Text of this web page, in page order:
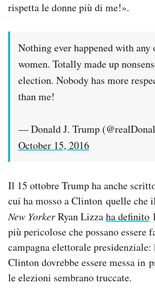
rispetta le donne più di me!».
Nothing ever happened with any
women. Totally made up
election. Nobody has more
than me!
— Donald J. Trump
October 15, 2016
Il 15 ottobre Trump ha anche
cui ha mosso a Clinton quelle che
New YorkerRyan Lizzaha definito
più pericolose che possano essere
campagna elettorale
Clinton dovrebbe essere messa in
le elezioni sembrano truccate.